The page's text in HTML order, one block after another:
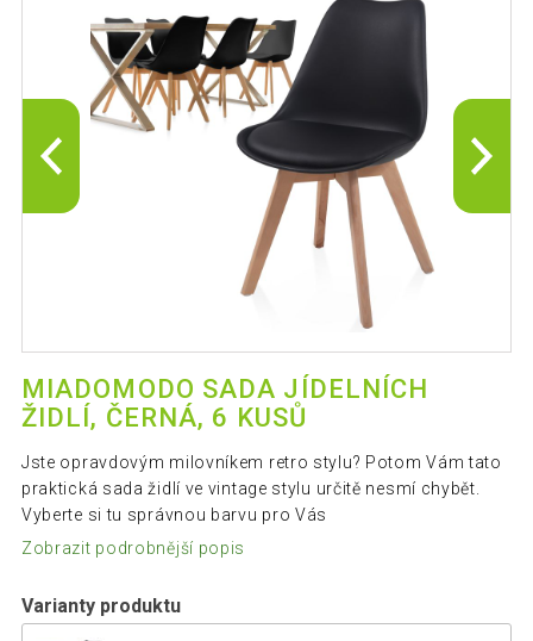
MIADOMODO SADA JÍDELNÍCH
ŽIDLÍ, ČERNÁ, 6 KUSŮ
Jste opravdovým milovníkem retro stylu? Potom Vám tato
praktická sada židlí ve vintage stylu určitě nesmí chybět.
Vyberte si tu správnou barvu pro Vás
Zobrazit podrobnější popis
Varianty produktu